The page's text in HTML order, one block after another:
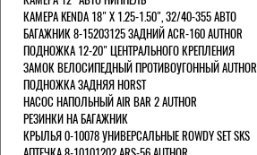
КАМЕРА KENDA 18" Х 1.25-1.50", 32/40-355 АВТО
БАГАЖНИК 8-15203125 ЗАДНИЙ ACR-160 AUTHOR
ПОДНОЖКА 12-20" ЦЕНТРАЛЬНОГО КРЕПЛЕНИЯ
ЗАМОК ВЕЛОСИПЕДНЫЙ ПРОТИВОУГОННЫЙ AUTHOR
ПОДНОЖКА ЗАДНЯЯ HORST
НАСОС НАПОЛЬНЫЙ AIR BAR 2 AUTHOR
РЕЗИНКИ НА БАГАЖНИК
КРЫЛЬЯ 0-10078 УНИВЕРСАЛЬНЫЕ ROWDY SET SKS